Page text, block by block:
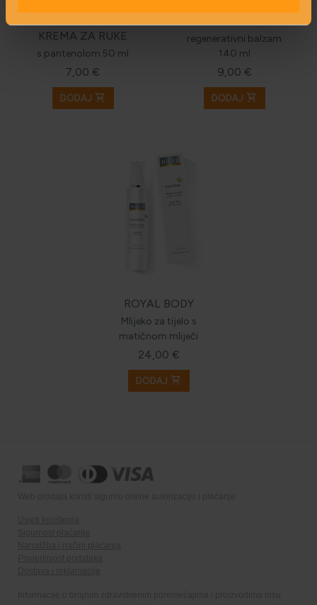
KREMA ZA RUKE
s pantenolom 50 ml
7,00 €
DODAJ shopping_cart
PETE I STOPALA
regenerativni balzam
140 ml
9,00 €
DODAJ shopping_cart
ROYAL BODY
Mlijeko za tijelo s
matičnom mliječi
24,00 €
DODAJ shopping_cart